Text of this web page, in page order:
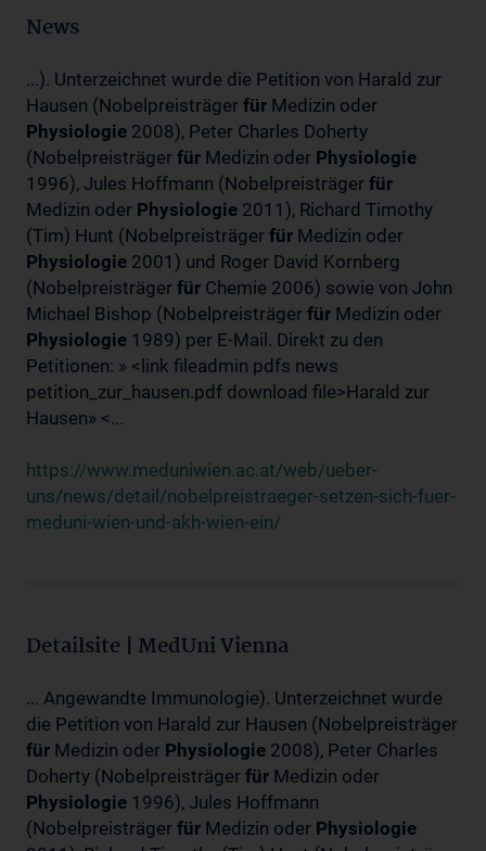
News
...). Unterzeichnet wurde die Petition von Harald zur
Hausen (Nobelpreisträger für Medizin oder
Physiologie 2008), Peter Charles Doherty
(Nobelpreisträger für Medizin oder Physiologie
1996), Jules Hoffmann (Nobelpreisträger für
Medizin oder Physiologie 2011), Richard Timothy
(Tim) Hunt (Nobelpreisträger für Medizin oder
Physiologie 2001) und Roger David Kornberg
(Nobelpreisträger für Chemie 2006) sowie von John
Michael Bishop (Nobelpreisträger für Medizin oder
Physiologie 1989) per E-Mail. Direkt zu den
Petitionen: » <link fileadmin pdfs news
petition_zur_hausen.pdf download file>Harald zur
Hausen» <...
https://www.meduniwien.ac.at/web/ueber-
uns/news/detail/nobelpreistraeger-setzen-sich-fuer-
meduni-wien-und-akh-wien-ein/
Detailsite | MedUni Vienna
... Angewandte Immunologie). Unterzeichnet wurde
die Petition von Harald zur Hausen (Nobelpreisträger
für Medizin oder Physiologie 2008), Peter Charles
Doherty (Nobelpreisträger für Medizin oder
Physiologie 1996), Jules Hoffmann
(Nobelpreisträger für Medizin oder Physiologie